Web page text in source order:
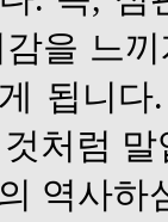
을 느
됩니다
처럼 말
역사하